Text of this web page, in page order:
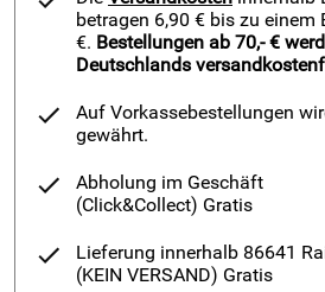
betragen 6,90 € bis zu einem
€. Bestellungen ab 70,- €
Deutschlands
Auf Vorkassebestellungen
gewährt.
Abholung im Geschäft
(Click&Collect) Gratis
Lieferung innerhalb 86641
(KEIN VERSAND) Gratis